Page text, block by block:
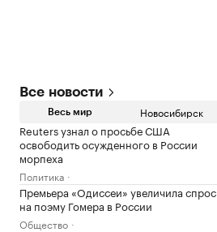
Все новости
Весь мир Новосибирск
Reuters узнал о просьбе США
освободить осужденного в России
морпеха
Политика
Премьера «Одиссеи» увеличила спрос
на поэму Гомера в России
Общество